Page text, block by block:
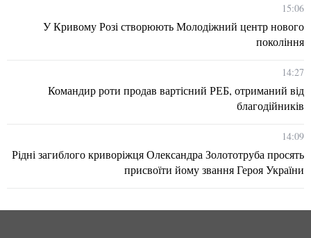
15:06
У Кривому Розі створюють Молодіжний центр нового
покоління
14:27
Командир роти продав вартісний РЕБ, отриманий від
благодійників
14:09
Рідні загиблого криворіжця Олександра Золототруба просять
присвоїти йому звання Героя України